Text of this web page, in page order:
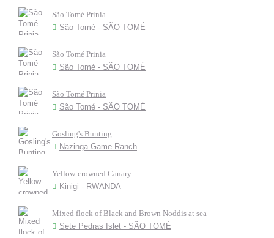
São Tomé Prinia
São Tomé - SÃO TOMÉ
São Tomé Prinia
São Tomé - SÃO TOMÉ
São Tomé Prinia
São Tomé - SÃO TOMÉ
Gosling's Bunting
Nazinga Game Ranch
Yellow-crowned Canary
Kinigi - RWANDA
Mixed flock of Black and Brown Noddis at sea
Sete Pedras Islet - SÃO TOMÉ